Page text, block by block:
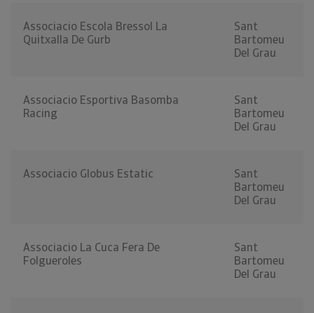
Associacio Escola Bressol La
Quitxalla De Gurb
Sant
Bartomeu
Del Grau
Associacio Esportiva Basomba
Racing
Sant
Bartomeu
Del Grau
Associacio Globus Estatic
Sant
Bartomeu
Del Grau
Associacio La Cuca Fera De
Folgueroles
Sant
Bartomeu
Del Grau